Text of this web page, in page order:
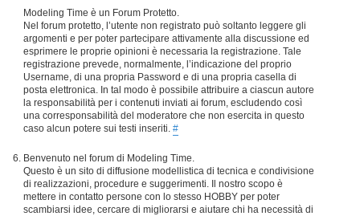
Modeling Time è un Forum Protetto.
Nel forum protetto, l’utente non registrato può soltanto leggere gli
argomenti e per poter partecipare attivamente alla discussione ed
esprimere le proprie opinioni è necessaria la registrazione. Tale
registrazione prevede, normalmente, l’indicazione del proprio
Username, di una propria Password e di una propria casella di
posta elettronica. In tal modo è possibile attribuire a ciascun autore
la responsabilità per i contenuti inviati ai forum, escludendo così
una corresponsabilità del moderatore che non esercita in questo
caso alcun potere sui testi inseriti. #
Benvenuto nel forum di Modeling Time.
Questo è un sito di diffusione modellistica di tecnica e condivisione
di realizzazioni, procedure e suggerimenti. Il nostro scopo è
mettere in contatto persone con lo stesso HOBBY per poter
scambiarsi idee, cercare di migliorarsi e aiutare chi ha necessità di